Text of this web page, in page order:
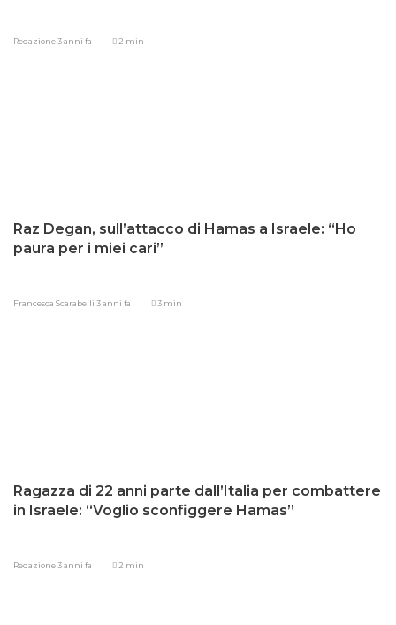
Redazione3 anni fa 2 min
Raz Degan, sull’attacco di Hamas a Israele: “Ho
paura per i miei cari”
Francesca Scarabelli 3 anni fa 3 min
Ragazza di 22 anni parte dall’Italia per combattere
in Israele: “Voglio sconfiggere Hamas”
Redazione3 anni fa 2 min